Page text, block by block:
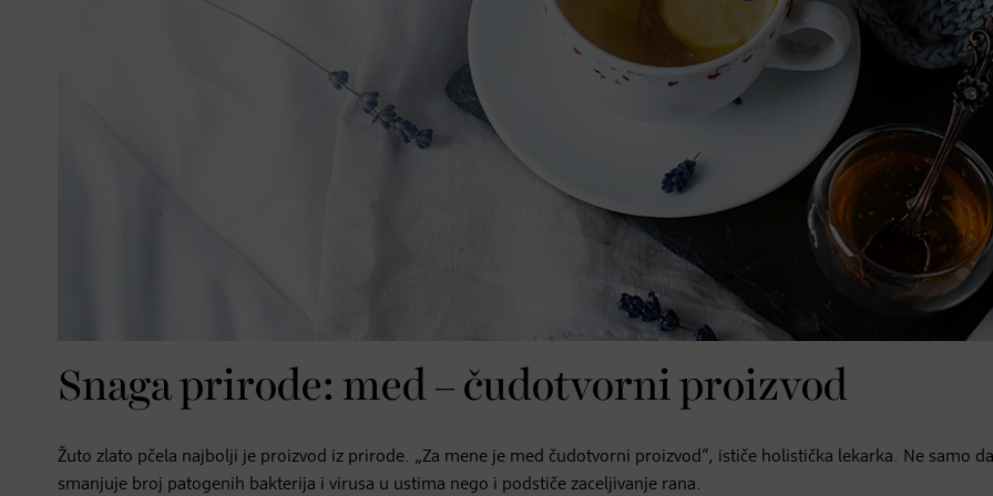
Snaga prirode: med – čudotvorni proizvod
Žuto zlato pčela najbolji je proizvod iz prirode. „Za mene je med čudotvorni proizvod“, ističe holistička lekarka. Ne samo da
smanjuje broj patogenih bakterija i virusa u ustima nego i podstiče zaceljivanje rana.